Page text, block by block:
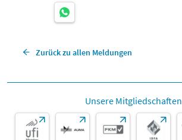
Zurück zu allen Meldungen
Unsere Mitgliedschaften